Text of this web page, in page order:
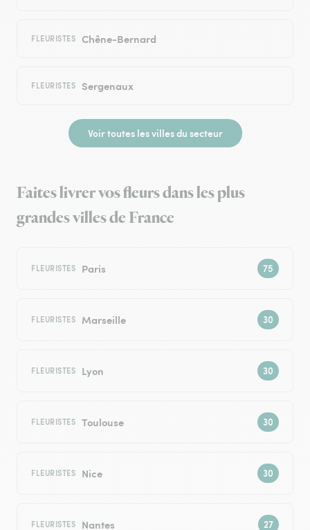
FLEURISTES Chêne-Bernard
FLEURISTES Sergenaux
Voir toutes les villes du secteur
Faites livrer vos fleurs dans les plus
grandes villes de France
FLEURISTES Paris
FLEURISTES Marseille
FLEURISTES Lyon
FLEURISTES Toulouse
FLEURISTES Nice
FLEURISTES Nantes